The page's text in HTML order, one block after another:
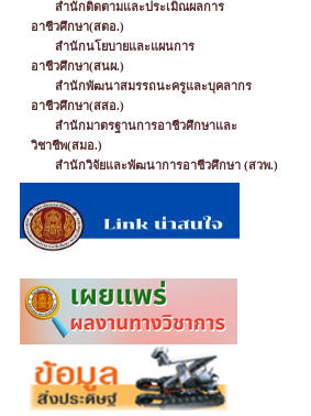
สำนักติดตามและประเมิณผลการ
อาชีวศึกษา(สตอ.)
สำนักนโยบายและแผนการ
อาชีวศึกษา(สนผ.)
สำนักพัฒนาสมรรถนะครูและบุคลากร
อาชีวศึกษา(สสอ.)
สำนักมาตรฐานการอาชีวศึกษาและ
วิชาชีพ(สมอ.)
สำนักวิจัยและพัฒนาการอาชีวศึกษา (สวพ.)